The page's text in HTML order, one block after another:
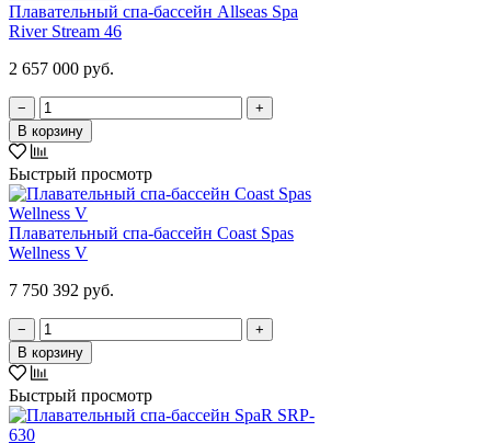
Плавательный спа-бассейн Allseas Spa
River Stream 46
2 657 000 руб.
−
+
В корзину
Быстрый просмотр
Плавательный спа-бассейн Coast Spas
Wellness V
7 750 392 руб.
−
+
В корзину
Быстрый просмотр